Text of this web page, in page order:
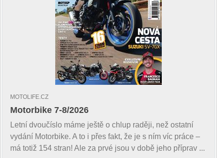
MOTOLIFE.CZ
Motorbike 7-8/2026
Letní dvoučíslo máme ještě o chlup raději, než ostatní
vydání Motorbike. A to i přes fakt, že je s ním víc práce –
má totiž 154 stran! Ale za prvé jsou v době jeho příprav ...